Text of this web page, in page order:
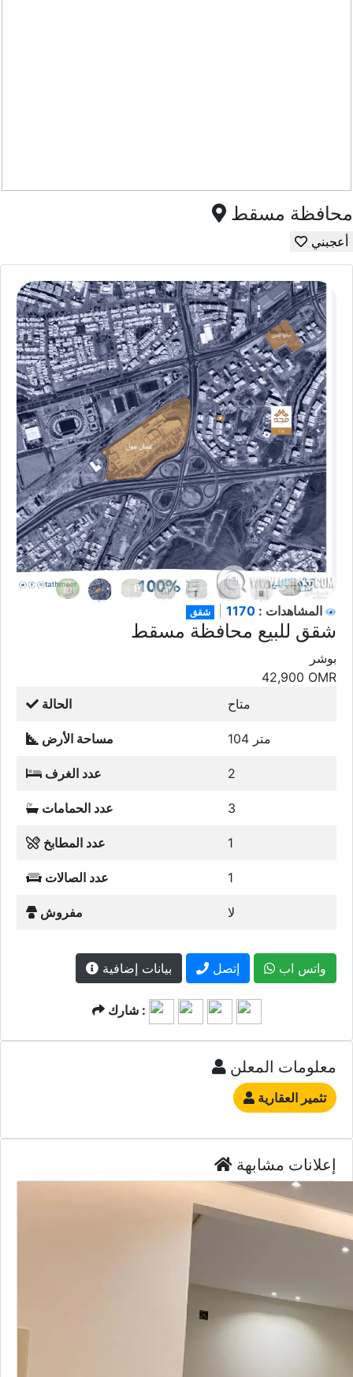
محافظة مسقط
أعجبني
شقق المشاهدات :
شقق للبيع محافظة مسقط
بوشر
42,900 OMR
الحالة
متاح
مساحة الأرض 104 متر
عدد الغرف 2
عدد الحمامات 3
عدد المطابخ 1
عدد الصالات 1
مفروش لا
بيانات إضافية إتصل واتس اب
شارك :
معلومات المعلن
تثمير العقارية
إعلانات مشابهة